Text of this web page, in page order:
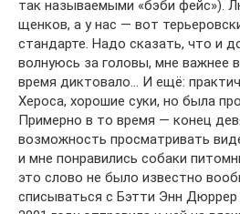
так называемыми «бэби фейс»).
щенков, а у нас — вот
стандарте. Надо сказать, что и
волнуюсь за головы, мне важнее
время диктовало… И ещё:
Хероса, хорошие суки, но была
Примерно в то время — конец
возможность просматривать
и мне понравились собаки
это слово не было известно
списываться с Бэтти Энн Дюррер